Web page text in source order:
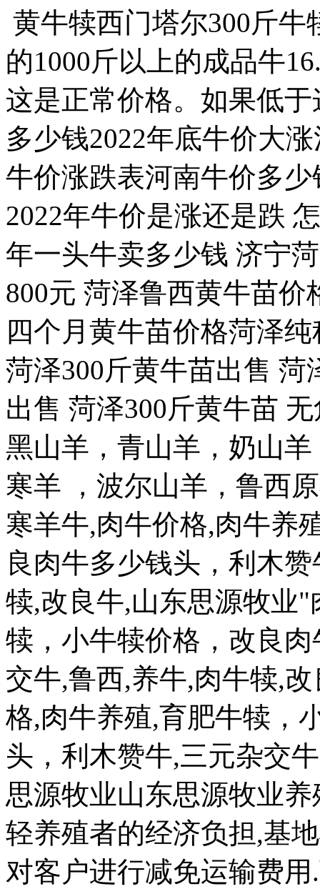
黄牛犊西门塔尔300斤
的1000斤以上的成品牛
这是正常价格。如果低
多少钱2022年底牛价大
牛价涨跌表河南牛价多
2022年牛价是涨还是跌
年一头牛卖多少钱 济宁
800元 菏泽鲁西黄牛苗价
四个月黄牛苗价格菏泽
菏泽300斤黄牛苗出售 菏
出售 菏泽300斤黄牛苗
黑山羊，青山羊，奶山
寒羊 ，波尔山羊，鲁西
寒羊牛,肉牛价格,肉牛养
良肉牛多少钱头，利木
犊,改良牛,山东思源牧业
犊，小牛犊价格，改良
交牛,鲁西,养牛,肉牛犊,
格,肉牛养殖,育肥牛犊，
头，利木赞牛,三元杂交
思源牧业山东思源牧业
轻养殖者的经济负担,基
对客户进行减免运输费